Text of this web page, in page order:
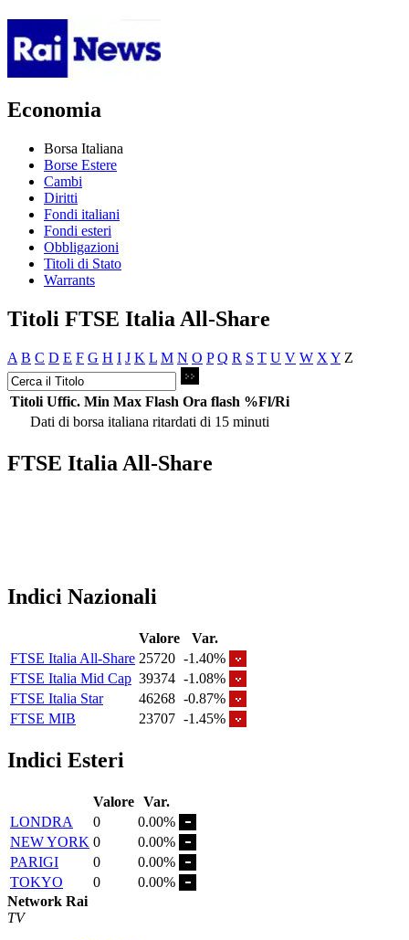
Economia
Borsa Italiana
Borse Estere
Cambi
Diritti
Fondi italiani
Fondi esteri
Obbligazioni
Titoli di Stato
Warrants
Titoli FTSE Italia All-Share
A B C D E F G H I J K L M N O P Q R S T U V W X Y Z
Titoli Uffic. Min Max Flash Ora flash %Fl/Ri
Dati di borsa italiana ritardati di 15 minuti
FTSE Italia All-Share
Indici Nazionali
Valore
Var.
FTSE Italia All-Share 25720 -1.40%
FTSE Italia Mid Cap 39374 -1.08%
FTSE Italia Star
46268 -0.87%
FTSE MIB
23707 -1.45%
Indici Esteri
Valore Var.
LONDRA
0
0.00%
NEW YORK 0
0.00%
PARIGI
0
0.00%
TOKYO
0
0.00%
Network Rai
TV